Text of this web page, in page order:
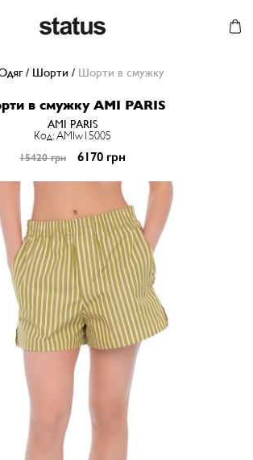
/ Шорти / Шорти в смужку
в смужку AMI PARIS
AMI PARIS
Код: AMIw15005
15420 грн 6170 грн